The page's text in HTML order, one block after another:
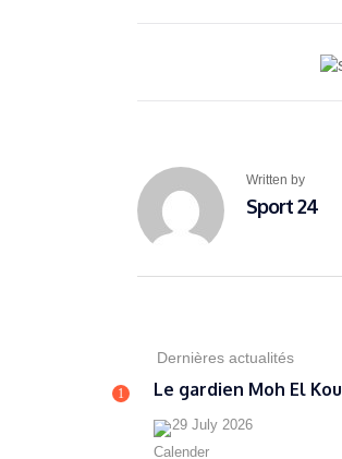
Written by
Sport 24
1
Dernières actualités
Le gardien Moh El
29 July 2026